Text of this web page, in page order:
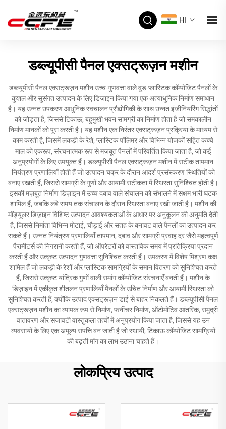
HI
डब्ल्यूपीसी पैनल एक्सट्रूज़न मशीन
डब्ल्यूपीसी पैनल एक्सट्रूज़न मशीन उच्च-गुणवत्ता वाले वुड-प्लास्टिक कॉम्पोजिट पैनलों के
कुशल और सुसंगत उत्पादन के लिए डिज़ाइन किया गया एक अत्याधुनिक निर्माण समाधान
है। यह उन्नत उपकरण आधुनिक स्वचालन प्रौद्योगिकी के साथ उन्नत इंजीनियरिंग सिद्धांतों
को जोड़ता है, जिससे टिकाऊ, बहुमुखी भवन सामग्री का निर्माण होता है जो समकालीन
निर्माण मानकों को पूरा करती है। यह मशीन एक निरंतर एक्सट्रूज़न प्रक्रिया के माध्यम से
काम करती है, जिसमें लकड़ी के रेशे, प्लास्टिक पॉलिमर और विभिन्न योजकों सहित कच्चे
माल को एकरूप, संरचनात्मक रूप से मज़बूत पैनलों में परिवर्तित किया जाता है, जो कई
अनुप्रयोगों के लिए उपयुक्त हैं। डब्ल्यूपीसी पैनल एक्सट्रूज़न मशीन में सटीक तापमान
नियंत्रण प्रणालियाँ होती हैं जो उत्पादन चक्र के दौरान आदर्श प्रसंस्करण स्थितियों को
बनाए रखती हैं, जिससे सामग्री के गुणों और आयामी सटीकता में स्थिरता सुनिश्चित होती है।
इसकी मज़बूत निर्माण डिज़ाइन में उच्च दबाव वाले संचालन को संभालने में सक्षम भारी घटक
शामिल हैं, जबकि लंबे समय तक संचालन के दौरान स्थिरता बनाए रखी जाती है। मशीन की
मॉड्यूलर डिज़ाइन विशिष्ट उत्पादन आवश्यकताओं के आधार पर अनुकूलन की अनुमति देती
है, जिससे निर्माता विभिन्न मोटाई, चौड़ाई और सतह के बनावट वाले पैनलों का उत्पादन कर
सकते हैं। उन्नत नियंत्रण प्रणालियाँ तापमान, दबाव और सामग्री प्रवाह दर जैसे महत्वपूर्ण
पैरामीटर्स की निगरानी करती हैं, जो ऑपरेटरों को वास्तविक समय में प्रतिक्रिया प्रदान
करती हैं और उत्कृष्ट उत्पादन गुणवत्ता सुनिश्चित करती हैं। उपकरण में विशेष मिश्रण कक्ष
शामिल हैं जो लकड़ी के रेशों और प्लास्टिक सामग्रियों के समान वितरण को सुनिश्चित करते
हैं, जिससे उत्कृष्ट यांत्रिक गुणों वाली समांग कॉम्पोजिट संरचनाएँ बनती हैं। मशीन के
डिज़ाइन में एकीकृत शीतलन प्रणालियाँ पैनलों के उचित निर्माण और आयामी स्थिरता को
सुनिश्चित करती हैं, क्योंकि उत्पाद एक्सट्रूज़न डाई से बाहर निकलते हैं। डब्ल्यूपीसी पैनल
एक्सट्रूज़न मशीन का व्यापक रूप से निर्माण, फर्नीचर निर्माण, ऑटोमोटिव आंतरिक, समुद्री
वातावरण और सजावटी वास्तुकला तत्वों में अनुप्रयोग किया जाता है, जिससे यह उन
व्यवसायों के लिए एक अमूल्य संपत्ति बन जाती है जो स्थायी, टिकाऊ कॉम्पोजिट सामग्रियों
की बढ़ती मांग का लाभ उठाना चाहते हैं।
लोकप्रिय उत्पाद